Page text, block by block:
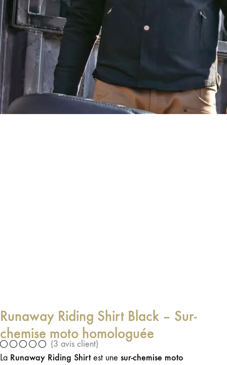
Runaway Riding Shirt Black – Sur-
chemise moto homologuée
(3 avis client)
La Runaway Riding Shirtest une sur-chemise moto